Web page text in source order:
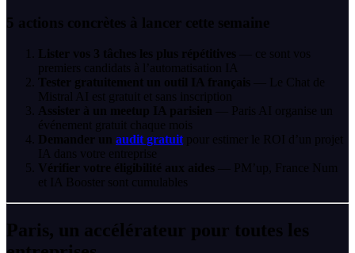
5 actions concrètes à lancer cette semaine
Lister vos 3 tâches les plus répétitives — ce sont vos
premiers candidats à l’automatisation IA
Tester gratuitement un outil IA français — Le Chat de
Mistral AI est gratuit et sans inscription
Assister à un meetup IA parisien — Paris AI organise un
événement gratuit chaque mois
Demander un audit gratuit pour estimer le ROI d’un projet
IA dans votre entreprise
Vérifier votre éligibilité aux aides — PM’up, France Num
et IA Booster sont cumulables
Paris, un accélérateur pour toutes les